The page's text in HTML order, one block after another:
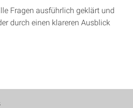
Fragen ausführlich geklärt und
durch einen klareren Ausblick